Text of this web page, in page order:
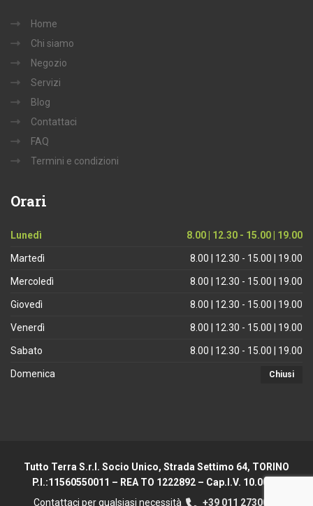
Home
Chi siamo
Negozio
Servizi
Blog
Contattaci
FAQ
Termini e condizioni
Orari
Lunedì 8.00 | 12.30 - 15.00 | 19.00
Martedì 8.00 | 12.30 - 15.00 | 19.00
Mercoledì 8.00 | 12.30 - 15.00 | 19.00
Giovedì 8.00 | 12.30 - 15.00 | 19.00
Venerdì 8.00 | 12.30 - 15.00 | 19.00
Sabato 8.00 | 12.30 - 15.00 | 19.00
Domenica Chiusi
Tutto Terra S.r.l. Socio Unico, Strada Settimo 64, TORINO
P.I.:11560550011 – REA TO 1222892 – Cap.I.V. 10.000 €
Contattaci per qualsiasi necessità
+39 011 2730044